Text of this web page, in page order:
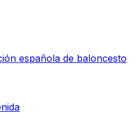
española de baloncesto